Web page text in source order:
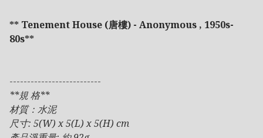
** Tenement House (唐樓) - Anonymous , 1950s-
80s**
--------------------------
**規 格**
材質：水泥
尺寸: 5(W) x 5(L) x 5(H) cm